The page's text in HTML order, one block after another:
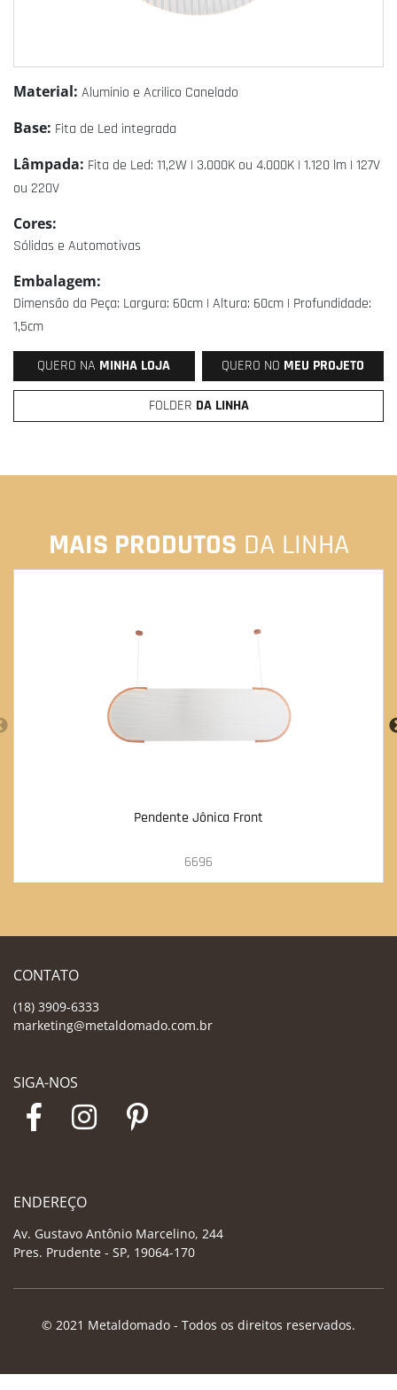
Material: Aluminio e Acrilico Canelado
Base: Fita de Led integrada
Lâmpada: Fita de Led: 11,2W | 3.000K ou 4.000K | 1.120 lm | 127V
ou 220V
Cores:
Sólidas e Automotivas
Embalagem:
Dimensão da Peça: Largura: 60cm | Altura: 60cm | Profundidade:
1,5cm
QUERO NA MINHA LOJA QUERO NO MEU PROJETO
FOLDER DA LINHA
MAIS PRODUTOS DA LINHA
Pendente Jônica Front
6696
CONTATO
(18) 3909-6333
marketing@metaldomado.com.br
SIGA-NOS
ENDEREÇO
Av. Gustavo Antônio Marcelino, 244
Pres. Prudente - SP, 19064-170
© 2021 Metaldomado - Todos os direitos reservados.